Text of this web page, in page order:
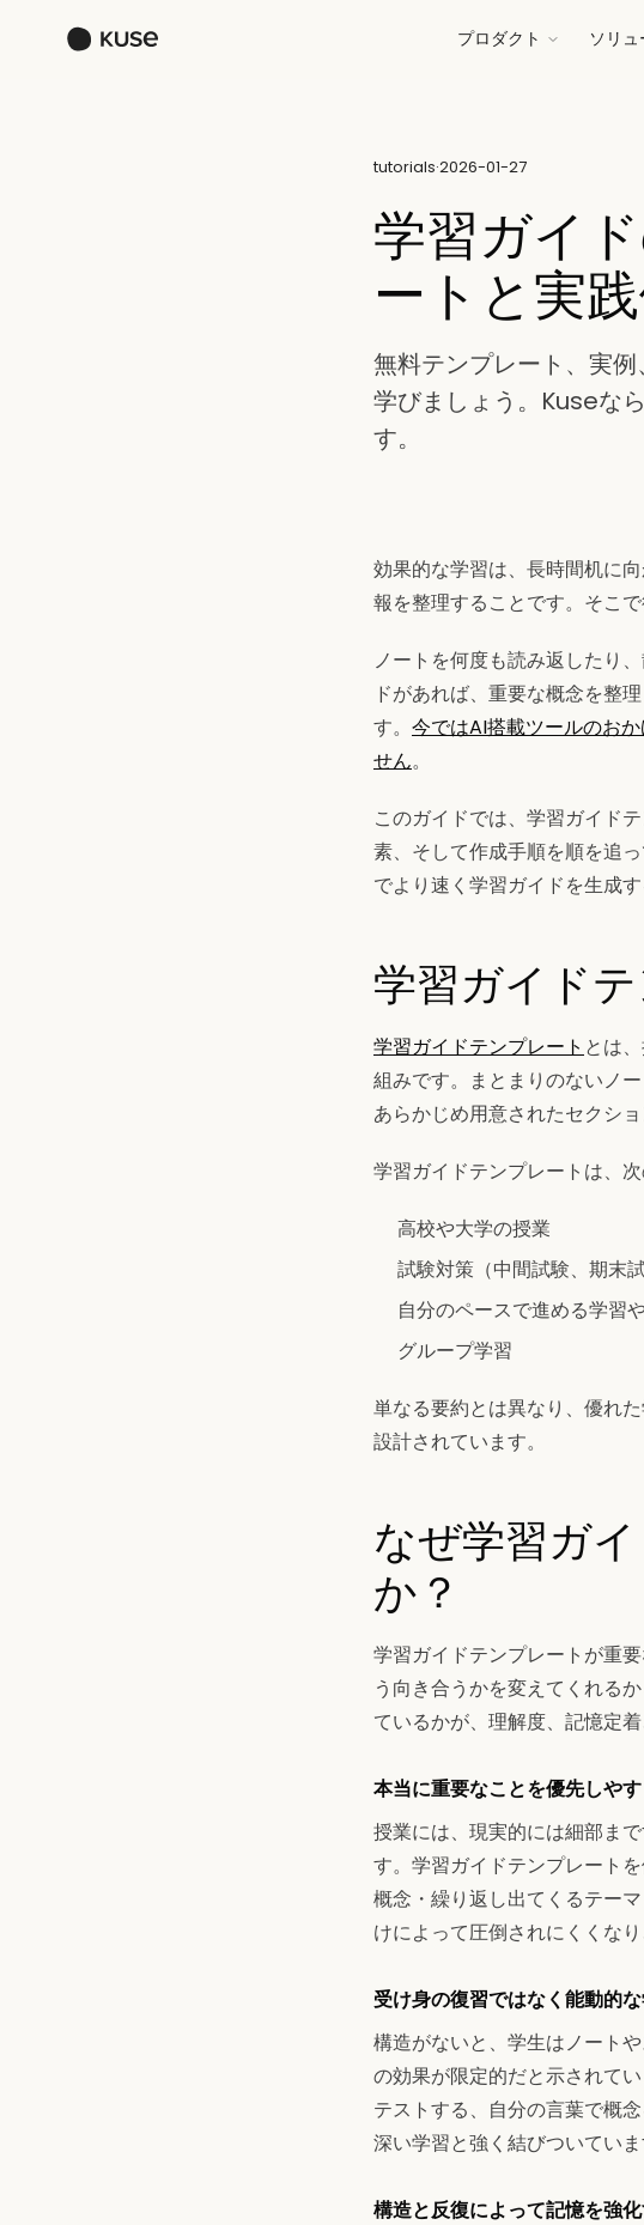
プロダクト ソリ
tutorials·2026-01-27
学習ガイ
ートと実践
無料テンプレート、実
学びましょう。Kuseな
す。
効果的な学習は、長時間机に
報を整理することです。そこ
ノートを何度も読み返したり
ドがあれば、重要な概念を整
す。 今ではAI搭載ツールのお
せん。
このガイドでは、学習ガイド
素、そして作成手順を順を追
でより速く学習ガイドを生成す
学習ガイド
学習ガイドテンプレート とは
組みです。まとまりのないノ
あらかじめ用意されたセクシ
学習ガイドテンプレートは、
高校や大学の授業
試験対策（中間試験、期末
自分のペースで進める学習
グループ学習
単なる要約とは異なり、優れ
設計されています。
なぜ学習ガ
か？
学習ガイドテンプレートが重
う向き合うかを変えてくれる
ているかが、理解度、記憶定
本当に重要なことを優先しや
授業には、現実的には細部ま
す。学習ガイドテンプレート
概念・繰り返し出てくるテー
けによって圧倒されにくくな
受け身の復習ではなく能動的
構造がないと、学生はノート
の効果が限定的だと示されて
テストする、自分の言葉で概
深い学習と強く結びついていま
構造と反復によって記憶を強